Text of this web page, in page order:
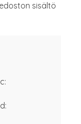
sisältö